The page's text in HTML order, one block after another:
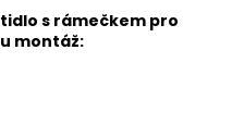
s rámečkem pro
montáž: